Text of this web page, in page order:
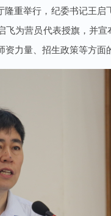
重举行，纪委书记王
为营员代表授旗，并
力量、招生政策等方面